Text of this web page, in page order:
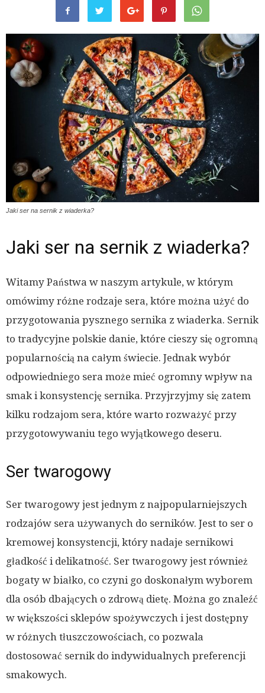
Jaki ser na sernik z wiaderka?
Jaki ser na sernik z wiaderka?
Witamy Państwa w naszym artykule, w którym
omówimy różne rodzaje sera, które można użyć do
przygotowania pysznego sernika z wiaderka. Sernik
to tradycyjne polskie danie, które cieszy się ogromną
popularnością na całym świecie. Jednak wybór
odpowiedniego sera może mieć ogromny wpływ na
smak i konsystencję sernika. Przyjrzyjmy się zatem
kilku rodzajom sera, które warto rozważyć przy
przygotowywaniu tego wyjątkowego deseru.
Ser twarogowy
Ser twarogowy jest jednym z najpopularniejszych
rodzajów sera używanych do serników. Jest to ser o
kremowej konsystencji, który nadaje sernikowi
gładkość i delikatność. Ser twarogowy jest również
bogaty w białko, co czyni go doskonałym wyborem
dla osób dbających o zdrową dietę. Można go znaleźć
w większości sklepów spożywczych i jest dostępny
w różnych tłuszczowościach, co pozwala
dostosować sernik do indywidualnych preferencji
smakowych.